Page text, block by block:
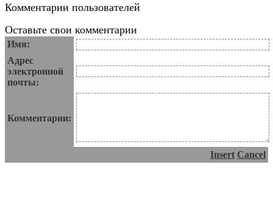
Комментарии пользователей
Оставьте свои комментарии
Имя:
Адрес
электронной
почты:
Комментарии:
Insert Cancel